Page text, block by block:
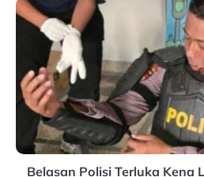
Belasan Polisi Terluka Kena